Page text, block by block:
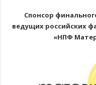
Спонсор
ведущих российских
«НПФ